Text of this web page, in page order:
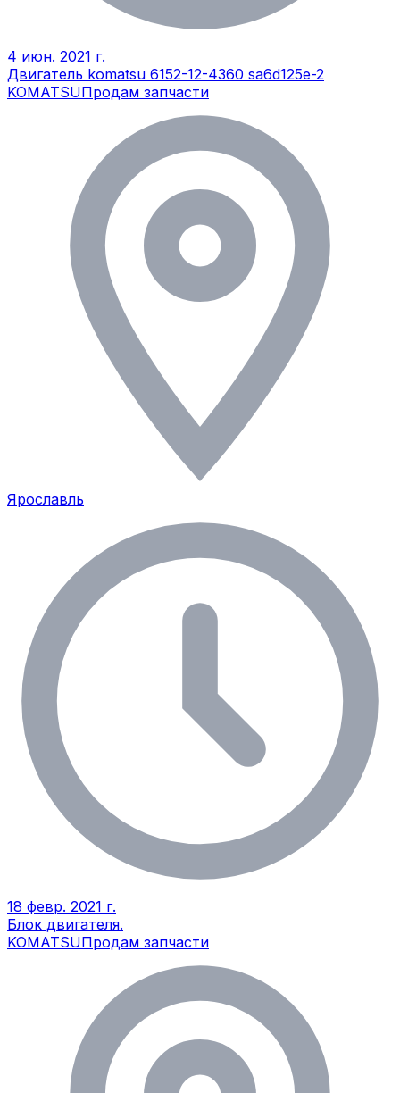
4 июн. 2021 г.
Двигатель komatsu 6152-12-4360 sa6d125e-2
KOMATSUПродам запчасти
Ярославль
18 февр. 2021 г.
Блок двигателя.
KOMATSUПродам запчасти